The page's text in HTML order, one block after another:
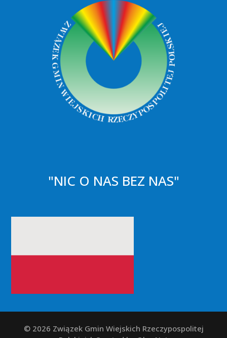
"NIC O NAS BEZ NAS"
© 2026 Związek Gmin Wiejskich Rzeczypospolitej